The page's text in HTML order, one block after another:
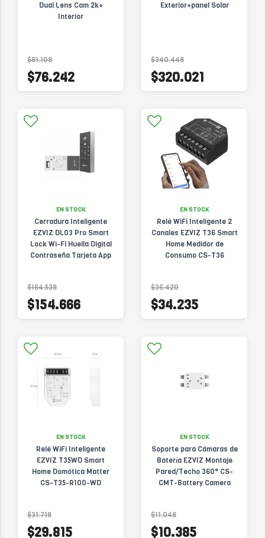
Dual Lens Cam 2k+
Interior
$81.108
$76.242
Exterior+panel Solar
$340.448
$320.021
EN STOCK
Cerradura Inteligente
EZVIZ DL03 Pro Smart
Lock Wi-Fi Huella Digital
Contraseña Tarjeta App
$164.538
$154.666
EN STOCK
Relé WiFi Inteligente 2
Canales EZVIZ T36 Smart
Home Medidor de
Consumo CS-T36
$36.420
$34.235
EN STOCK
Relé WiFi Inteligente
EZVIZ T35WD Smart
Home Domótica Matter
CS-T35-R100-WD
$31.718
$29.815
EN STOCK
Soporte para Cámaras de
Batería EZVIZ Montaje
Pared/Techo 360° CS-
CMT-Battery Camera
$11.048
$10.385